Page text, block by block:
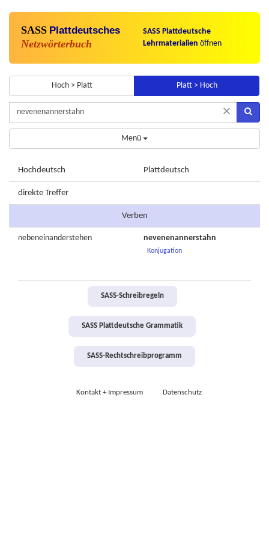
SASS Plattdeutsches
Netzwörterbuch
SASS Plattdeutsche
Lehrmaterialien öffnen
Hoch > Platt Platt > Hoch
×
Menü
Hochdeutsch Plattdeutsch
direkte Treffer
Verben
nebeneinanderstehen nevenenannerstahn
Konjugation
SASS-Schreibregeln
SASS Plattdeutsche Grammatik
SASS-Rechtschreibprogramm
Kontakt + Impressum Datenschutz